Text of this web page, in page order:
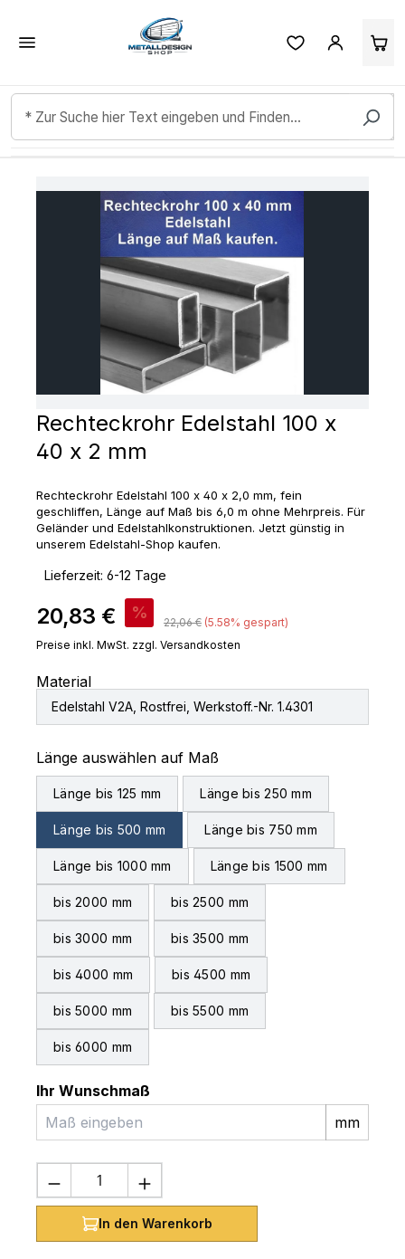
Zum Hauptinhalt springen
Bildergalerie überspringen
Rechteckrohr Edelstahl 100 x
40 x 2 mm
Rechteckrohr Edelstahl 100 x 40 x 2,0 mm, fein
geschliffen, Länge auf Maß bis 6,0 m ohne Mehrpreis. Für
Geländer und Edelstahlkonstruktionen. Jetzt günstig in
unserem Edelstahl-Shop kaufen.
Lieferzeit: 6-12 Tage
Verkaufspreis:
20,83 € % Regulärer Preis:
22,06 € (5.58% gespart)
Preise inkl. MwSt. zzgl. Versandkosten
Material
Edelstahl V2A, Rostfrei, Werkstoff.-Nr. 1.4301
Länge auswählen auf Maß
Länge bis 125 mm Länge bis 250 mm
Länge bis 500 mm Länge bis 750 mm
Länge bis 1000 mm Länge bis 1500 mm
bis 2000 mm bis 2500 mm
bis 3000 mm bis 3500 mm
bis 4000 mm bis 4500 mm
bis 5000 mm bis 5500 mm
bis 6000 mm
Ihr Wunschmaß
mm
Produkt Anzahl: Gib den
In den Warenkorb